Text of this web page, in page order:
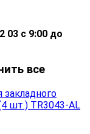
03 с 9:00 до
все